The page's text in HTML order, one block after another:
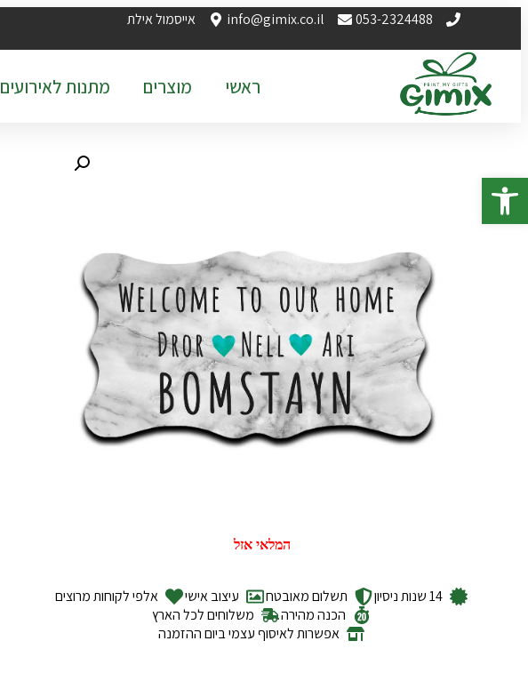
פתח סרגל נגישות
053-2324488
info@gimix.co.il אייסמול אילת
ראשי מוצרים מתנות לאירועים
המלאי אזל
14 שנות ניסיון תשלום מאובטח עיצוב אישי
אלפי לקוחות מרוצים
הכנה מהירה
משלוחים לכל הארץ
אפשרות לאיסוף עצמי ביום ההזמנה